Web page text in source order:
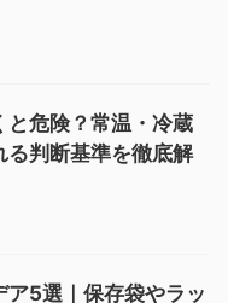
と危険？常温・冷蔵
る判断基準を徹底解
ア5選｜保存袋やラッ